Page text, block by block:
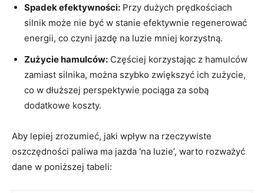
Spadek efektywności: Przy dużych prędkościach
silnik może nie być w stanie efektywnie regenerować
energii, co czyni jazdę na luzie mniej korzystną.
Zużycie hamulców: Częściej korzystając z hamulców
zamiast silnika, można szybko zwiększyć ich zużycie,
co w dłuższej perspektywie pociąga za sobą
dodatkowe koszty.
Aby lepiej zrozumieć, jaki wpływ na rzeczywiste
oszczędności paliwa ma jazda 'na luzie’, warto rozważyć
dane w poniższej tabeli: